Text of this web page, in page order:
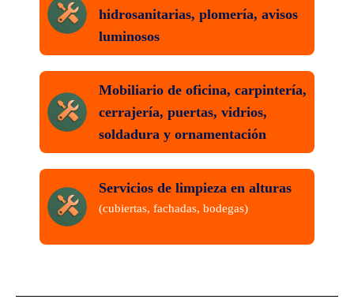
hidrosanitarias, plomería, avisos
luminosos
Mobiliario de oficina, carpintería,
cerrajería, puertas, vidrios,
soldadura y ornamentación
Servicios de limpieza en alturas
(cubiertas, fachadas, bodegas)